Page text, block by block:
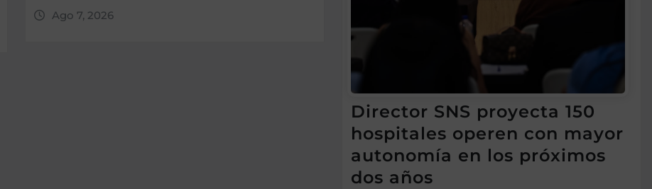
Ago 7, 2026
Director SNS proyecta 150
hospitales operen con mayor
autonomía en los próximos
dos años